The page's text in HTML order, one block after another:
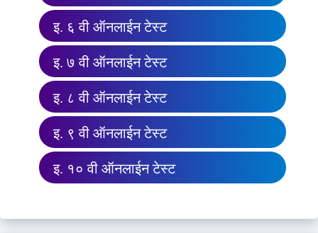
इ. ६ वी ऑनलाईन टेस्ट
इ. ७ वी ऑनलाईन टेस्ट
इ. ८ वी ऑनलाईन टेस्ट
इ. ९ वी ऑनलाईन टेस्ट
इ. १० वी ऑनलाईन टेस्ट